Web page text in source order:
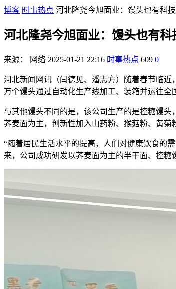
博客 时事热点 河北隆尧今旭面业：馒头也有科
河北隆尧今旭面业：馒头也有科
来源： 网络 2025-01-21 22:16 时事热点 609 0
河北新闻网讯（闫德见、潘志方）随着春节临
万个馒头通过自动化生产线加工、装箱并运往全
与其他馒头不同的是，该公司生产的是控糖馒
荞麦面为主，创新性加入山药粉、猴菇粉、黄菊
“随着居民生活水平的提高，人们对健康饮食的
来，公司成功研发以荞麦面为主的半干面、控